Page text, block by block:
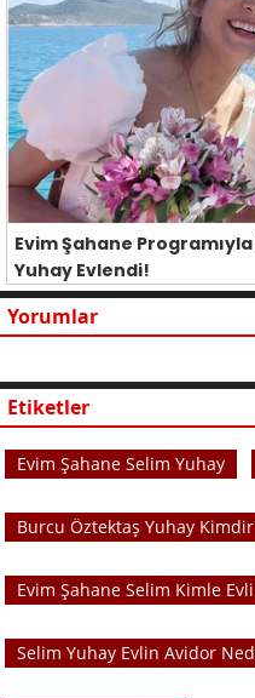
Evim Şahane
Yuhay Evlendi!
Yorumlar
Etiketler
Evim Şahane Selim Yuhay
Burcu Öztektaş Yuhay Kimdir
Evim Şahane Selim Kimle Evli
Selim Yuhay Evlin Avidor